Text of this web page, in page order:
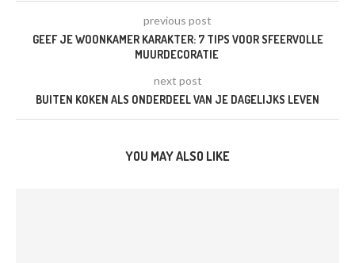
previous post
GEEF JE WOONKAMER KARAKTER: 7 TIPS VOOR SFEERVOLLE
MUURDECORATIE
next post
BUITEN KOKEN ALS ONDERDEEL VAN JE DAGELIJKS LEVEN
YOU MAY ALSO LIKE